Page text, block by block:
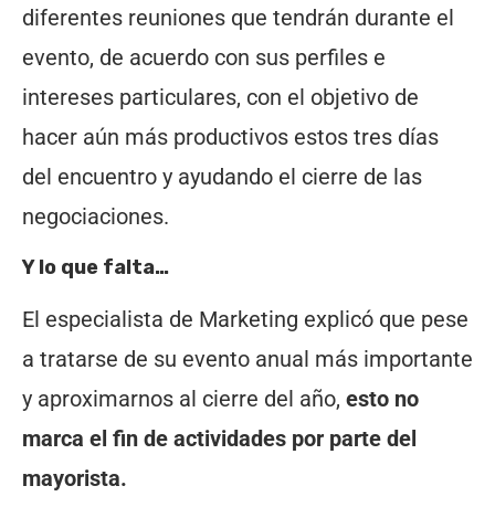
diferentes reuniones que tendrán durante el
evento, de acuerdo con sus perfiles e
intereses particulares, con el objetivo de
hacer aún más productivos estos tres días
del encuentro y ayudando el cierre de las
negociaciones.
Y lo que falta…
El especialista de Marketing explicó que pese
a tratarse de su evento anual más importante
y aproximarnos al cierre del año, esto no
marca el fin de actividades por parte del
mayorista.